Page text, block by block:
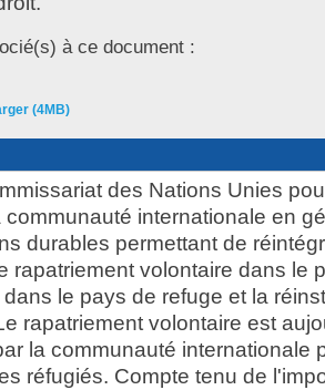
à ce document :
(4MB)
des Nations Unies
communauté internationale en
durables permettant de
rapatriement volontaire dans le
dans le pays de refuge et la
rapatriement volontaire est
la communauté internationale
réfugiés. Compte tenu de